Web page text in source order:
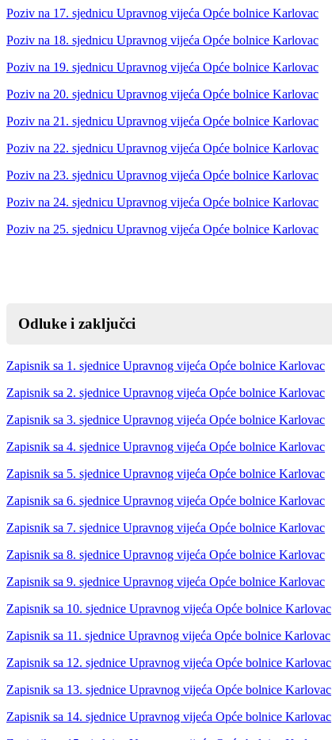
Poziv na 17. sjednicu Upravnog vijeća Opće bolnice Karlovac
Poziv na 18. sjednicu Upravnog vijeća Opće bolnice Karlovac
Poziv na 19. sjednicu Upravnog vijeća Opće bolnice Karlovac
Poziv na 20. sjednicu Upravnog vijeća Opće bolnice Karlovac
Poziv na 21. sjednicu Upravnog vijeća Opće bolnice Karlovac
Poziv na 22. sjednicu Upravnog vijeća Opće bolnice Karlovac
Poziv na 23. sjednicu Upravnog vijeća Opće bolnice Karlovac
Poziv na 24. sjednicu Upravnog vijeća Opće bolnice Karlovac
Poziv na 25. sjednicu Upravnog vijeća Opće bolnice Karlovac
Odluke i zaključci
Zapisnik sa 1. sjednice Upravnog vijeća Opće bolnice Karlovac
Zapisnik sa 2. sjednice Upravnog vijeća Opće bolnice Karlovac
Zapisnik sa 3. sjednice Upravnog vijeća Opće bolnice Karlovac
Zapisnik sa 4. sjednice Upravnog vijeća Opće bolnice Karlovac
Zapisnik sa 5. sjednice Upravnog vijeća Opće bolnice Karlovac
Zapisnik sa 6. sjednice Upravnog vijeća Opće bolnice Karlovac
Zapisnik sa 7. sjednice Upravnog vijeća Opće bolnice Karlovac
Zapisnik sa 8. sjednice Upravnog vijeća Opće bolnice Karlovac
Zapisnik sa 9. sjednice Upravnog vijeća Opće bolnice Karlovac
Zapisnik sa 10. sjednice Upravnog vijeća Opće bolnice Karlovac
Zapisnik sa 11. sjednice Upravnog vijeća Opće bolnice Karlovac
Zapisnik sa 12. sjednice Upravnog vijeća Opće bolnice Karlovac
Zapisnik sa 13. sjednice Upravnog vijeća Opće bolnice Karlovac
Zapisnik sa 14. sjednice Upravnog vijeća Opće bolnice Karlovac